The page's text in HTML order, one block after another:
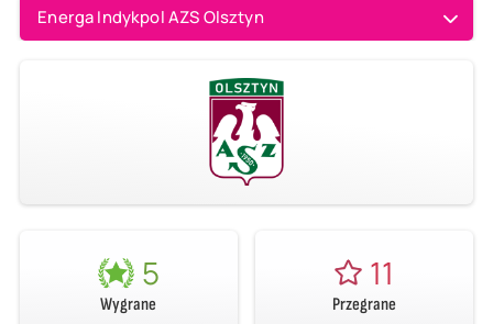
Energa Indykpol AZS Olsztyn
5
Wygrane
11
Przegrane